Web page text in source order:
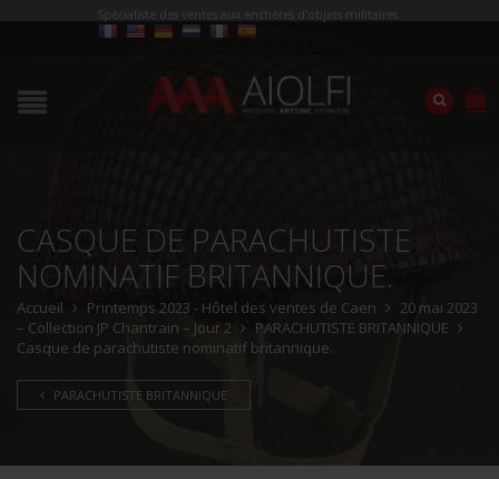
Spécialiste des ventes aux enchères d'objets militaires
CASQUE DE PARACHUTISTE
NOMINATIF BRITANNIQUE.
Accueil Printemps 2023 - Hôtel des ventes de Caen
20 mai 2023
– Collection JP Chantrain – Jour 2
PARACHUTISTE BRITANNIQUE
Casque de parachutiste nominatif britannique.
PARACHUTISTE BRITANNIQUE